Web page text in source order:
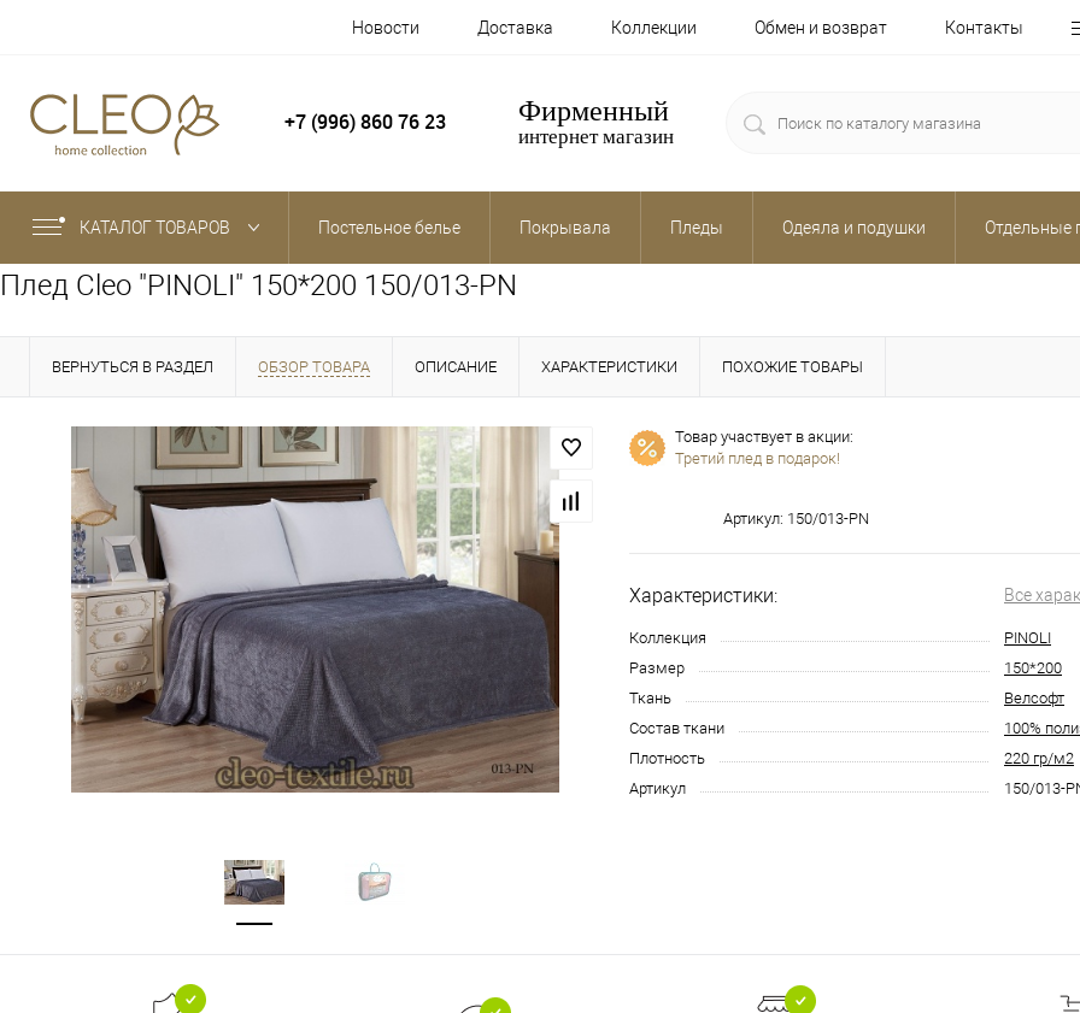
Новости Доставка Коллекции Обмен и возврат Контакты
+7 (996) 860 76 23 Фирменный
интернет магазин
КАТАЛОГ ТОВАРОВ Постельное белье Покрывала Пледы Одеяла и подушки Отдельные
Плед Cleo "PINOLI" 150*200 150/013-PN
ВЕРНУТЬСЯ В РАЗДЕЛ ОБЗОР ТОВАРА ОПИСАНИЕ ХАРАКТЕРИСТИКИ ПОХОЖИЕ ТОВАРЫ
Товар участвует в акции:
Третий плед в подарок!
Артикул: 150/013-PN
Характеристики: Все
Коллекция
PINOLI
Размер
150*200
Ткань
Велсофт
Состав ткани
100%
Плотность
220 гр/м2
Артикул
150/013-